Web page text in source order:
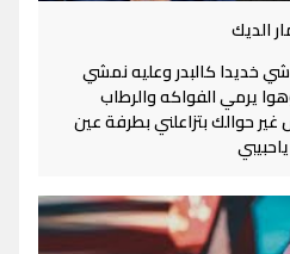
الديك
خديدا كالبدر وعليه نمشي
يرمي الفواكه والرطاب
حوالك بتزاعلني بطرفة عين